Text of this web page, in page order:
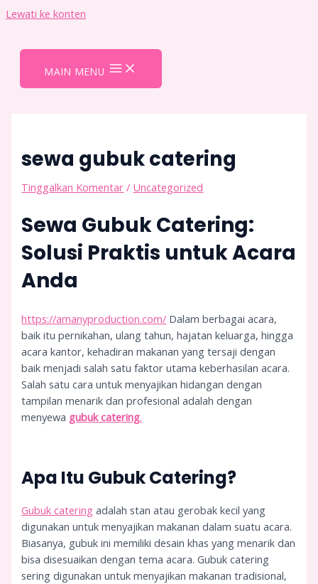
Lewati ke konten
MAIN MENU
sewa gubuk catering
Tinggalkan Komentar / Uncategorized
Sewa Gubuk Catering:
Solusi Praktis untuk Acara
Anda
https://amanyproduction.com/ Dalam berbagai acara,
baik itu pernikahan, ulang tahun, hajatan keluarga, hingga
acara kantor, kehadiran makanan yang tersaji dengan
baik menjadi salah satu faktor utama keberhasilan acara.
Salah satu cara untuk menyajikan hidangan dengan
tampilan menarik dan profesional adalah dengan
menyewa gubuk catering.
Apa Itu Gubuk Catering?
Gubuk catering adalah stan atau gerobak kecil yang
digunakan untuk menyajikan makanan dalam suatu acara.
Biasanya, gubuk ini memiliki desain khas yang menarik dan
bisa disesuaikan dengan tema acara. Gubuk catering
sering digunakan untuk menyajikan makanan tradisional,